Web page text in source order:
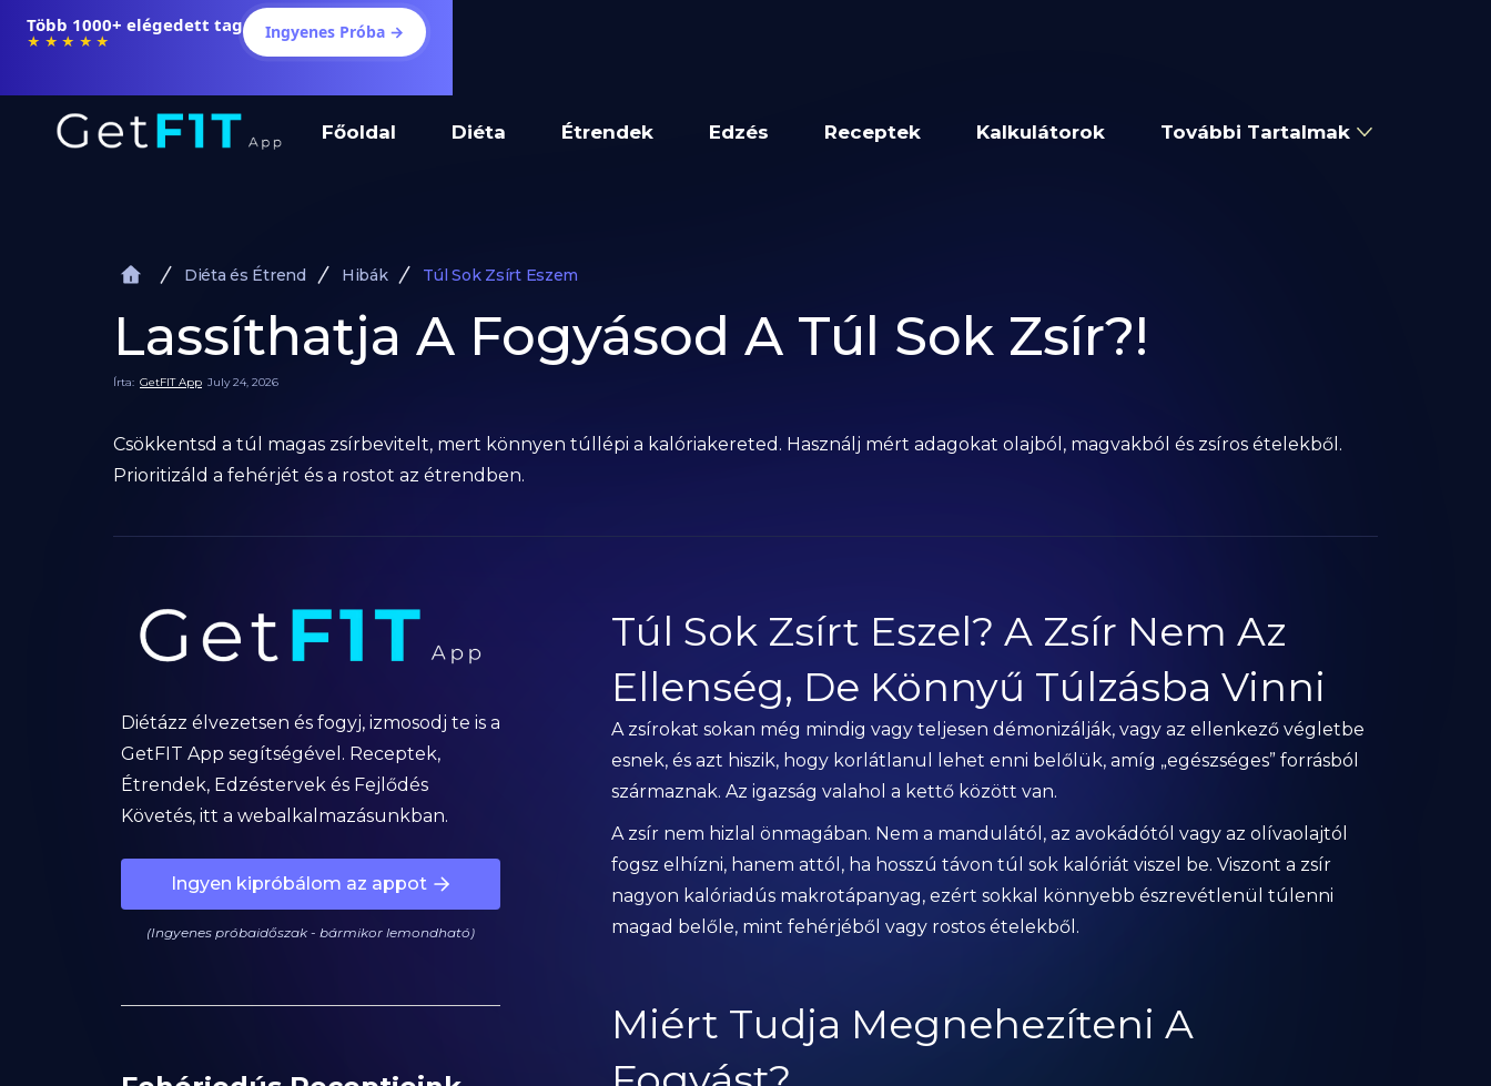
Több 1000+ elégedett tag
★★★★★ Ingyenes Próba →
Főoldal Diéta Étrendek Edzés Receptek Kalkulátorok További Tartalmak
Diéta és Étrend Hibák Túl Sok Zsírt Eszem
Lassíthatja A Fogyásod A Túl Sok Zsír?!
Írta: GetFIT App July 24, 2026
Csökkentsd a túl magas zsírbevitelt, mert könnyen túllépi a kalóriakereted. Használj mért adagokat olajból, magvakból és zsíros ételekből.
Prioritizáld a fehérjét és a rostot az étrendben.
Diétázz élvezetsen és fogyj, izmosodj te is a
GetFIT App segítségével. Receptek,
Étrendek, Edzéstervek és Fejlődés
Követés, itt a webalkalmazásunkban.
Ingyen kipróbálom az appot
(Ingyenes próbaidőszak - bármikor lemondható)
Túl Sok Zsírt Eszel? A Zsír Nem Az
Ellenség, De Könnyű Túlzásba Vinni
A zsírokat sokan még mindig vagy teljesen démonizálják, vagy az ellenkező végletbe
esnek, és azt hiszik, hogy korlátlanul lehet enni belőlük, amíg „egészséges” forrásból
származnak. Az igazság valahol a kettő között van.
A zsír nem hizlal önmagában. Nem a mandulától, az avokádótól vagy az olívaolajtól
fogsz elhízni, hanem attól, ha hosszú távon túl sok kalóriát viszel be. Viszont a zsír
nagyon kalóriadús makrotápanyag, ezért sokkal könnyebb észrevétlenül túlenni
magad belőle, mint fehérjéből vagy rostos ételekből.
Miért Tudja Megnehezíteni A